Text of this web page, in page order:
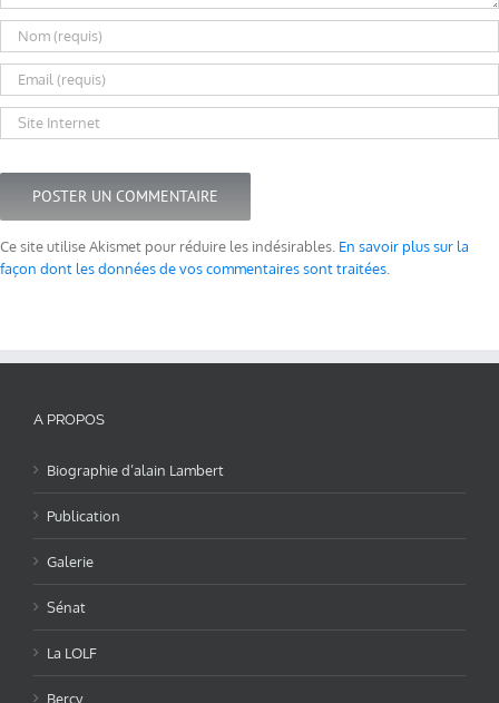
Ce site utilise Akismet pour réduire les indésirables. En savoir plus sur la
façon dont les données de vos commentaires sont traitées
A PROPOS
Biographie d’alain Lambert
Publication
Galerie
Sénat
La LOLF
Bercy